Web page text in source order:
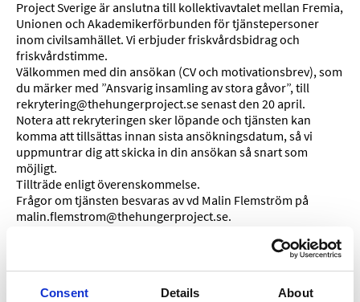
Consent Details About
Project Sverige är anslutna till kollektivavtalet mellan Fremia,
Unionen och Akademikerförbunden för tjänstepersoner
inom civilsamhället. Vi erbjuder friskvårdsbidrag och
friskvårdstimme.
Välkommen med din ansökan (CV och motivationsbrev), som
du märker med ”Ansvarig insamling av stora gåvor”, till
rekrytering@thehungerproject.sesenast den 20 april.
Notera att rekryteringen sker löpande och tjänsten kan
komma att tillsättas innan sista ansökningsdatum, så vi
uppmuntrar dig att skicka in din ansökan så snart som
möjligt.
Tillträde enligt överenskommelse.
Frågor om tjänsten besvaras av vd Malin Flemström på
malin.flemstrom@thehungerproject.se.
därför inte att bli kontaktade av rekryteringsfirmor, tack.